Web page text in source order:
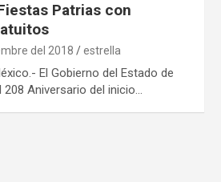
Patrias con
del 2018 estrella
El Gobierno del Estado de
Aniversario del inicio…